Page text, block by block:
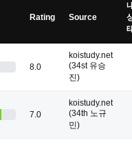
Rating Source
8.0
koistudy.net
(34st 유승
진)
7.0
koistudy.net
(34th 노규
민)